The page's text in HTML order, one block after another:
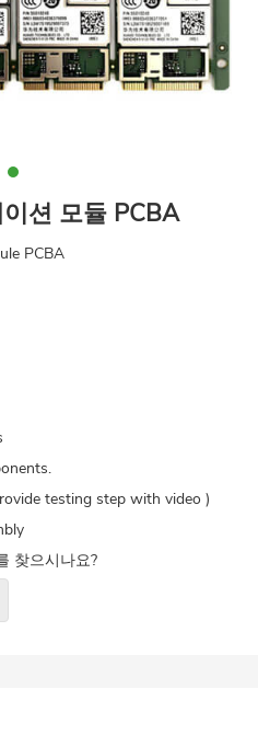
션 모듈 PCBA
PCBA
testing step with video )
찾으시나요?
게 이메일로 보냅니다
요!